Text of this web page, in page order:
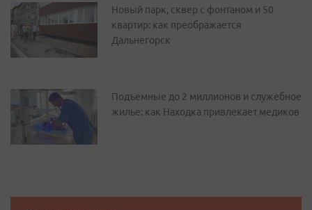
Новый парк, сквер с фонтаном и 50
квартир: как преображается
Дальнегорск
Подъемные до 2 миллионов и служебное
жилье: как Находка привлекает медиков